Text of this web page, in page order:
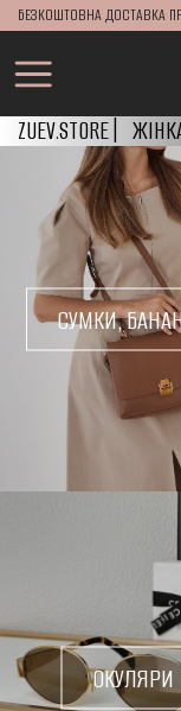
БЕЗКОШТОВНА ДОСТАВКА
ZUEV.STORE
СУМКИ,
ОКУЛЯРИ